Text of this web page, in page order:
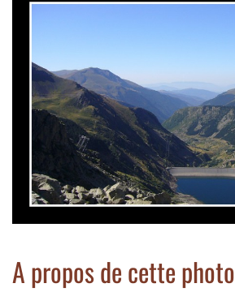
A propos de cette photo